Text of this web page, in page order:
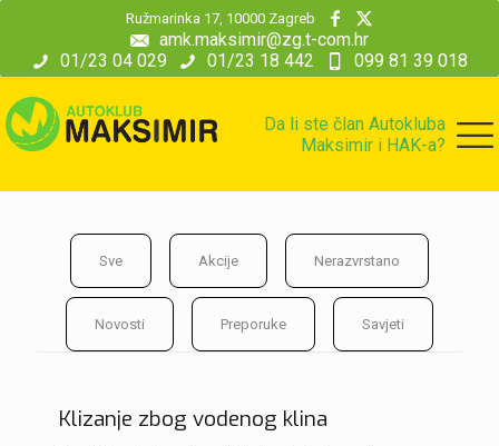
01/23 04 029 01/23 18 442 099 81 39 018
amk.maksimir@zg.t-com.hr
Ružmarinka 17, 10000 Zagreb
Da li ste član Autokluba
Maksimir i HAK-a?
Sve Akcije Nerazvrstano
Novosti Preporuke Savjeti
Klizanje zbog vodenog klina